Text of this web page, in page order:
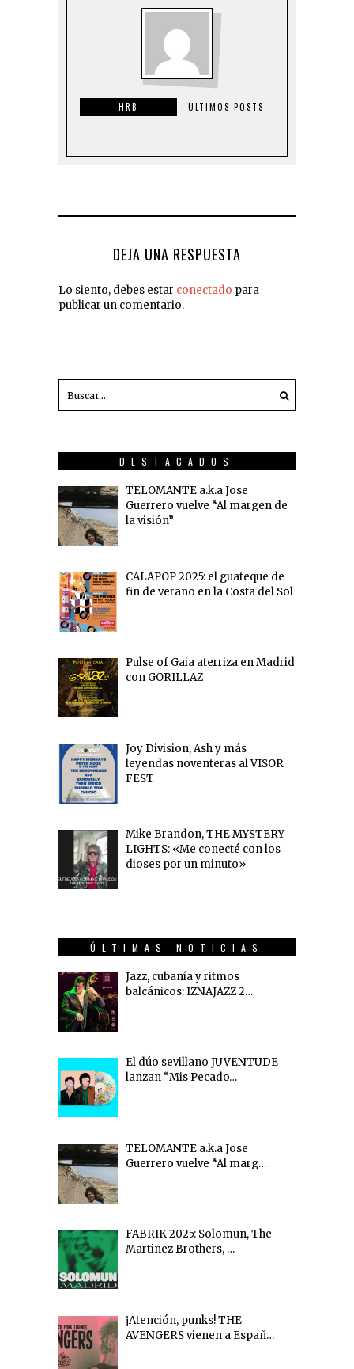
HRB ULTIMOS POSTS
DEJA UNA RESPUESTA
Lo siento, debes estar conectado para
publicar un comentario.
DESTACADOS
TELOMANTE a.k.a Jose
Guerrero vuelve “Al margen de
la visión”
CALAPOP 2025: el guateque de
fin de verano en la Costa del Sol
Pulse of Gaia aterriza en Madrid
con GORILLAZ
Joy Division, Ash y más
leyendas noventeras al VISOR
FEST
Mike Brandon, THE MYSTERY
LIGHTS: «Me conecté con los
dioses por un minuto»
ÚLTIMAS NOTICIAS
Jazz, cubanía y ritmos
balcánicos: IZNAJAZZ 2…
El dúo sevillano JUVENTUDE
lanzan “Mis Pecado…
TELOMANTE a.k.a Jose
Guerrero vuelve “Al marg…
FABRIK 2025: Solomun, The
Martinez Brothers, …
¡Atención, punks! THE
AVENGERS vienen a Españ…